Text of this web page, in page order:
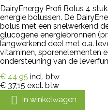
DairyEnergy Profi Bolus 4
energie bolussen. De
bolus met een snelwerkend
glucogene energiebronnen
langwerkend deel met o.a.
vitaminen, sporenelementen
ondersteuning van de
€ 44,95 incl. btw
€ 37,15 excl. btw
 In winkelwagen